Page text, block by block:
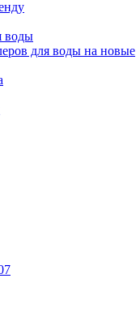
воды
для воды на новые